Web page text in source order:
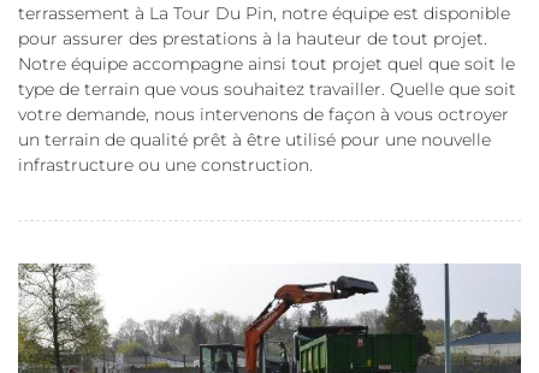
terrassement à La Tour Du Pin, notre équipe est disponible
pour assurer des prestations à la hauteur de tout projet.
Notre équipe accompagne ainsi tout projet quel que soit le
type de terrain que vous souhaitez travailler. Quelle que soit
votre demande, nous intervenons de façon à vous octroyer
un terrain de qualité prêt à être utilisé pour une nouvelle
infrastructure ou une construction.